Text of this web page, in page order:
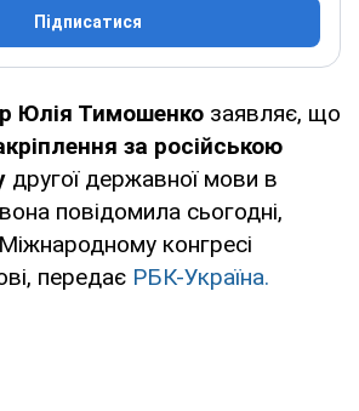
Підписатися
Юлія Тимошенко заявляє, що
за російською
другої державної мови в
повідомила сьогодні,
конгресі
передає РБК-Україна.